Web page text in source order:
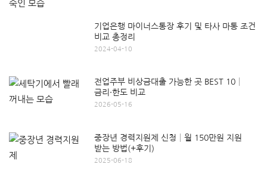
기업은행 마이너스통장 후기 및 타사 마통 조건
비교 총정리
2024-04-10
전업주부 비상금대출 가능한 곳 BEST 10│
금리·한도 비교
2026-05-16
중장년 경력지원제 신청│월 150만원 지원
받는 방법(+후기)
2025-06-18